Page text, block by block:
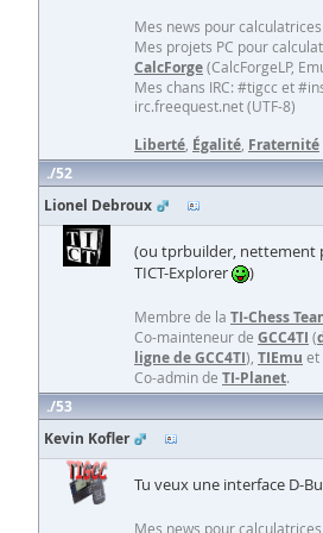
Mes news pour calculatrices
Mes projets PC pour
CalcForge(CalcForgeLP,
Mes chans IRC: #tigcc et
irc.freequest.net (UTF-8)
Liberté, Égalité, Fraternité
52
Lionel Debroux
(ou tprbuilder, nettement
TICT-Explorer
)
Membre de la TI-Chess
Co-mainteneur de GCC4TI (
ligne de GCC4TI), TIEmu et
Co-admin de TI-Planet.
53
Kevin Kofler
Tu veux une interface D-
Mes news pour calculatrices